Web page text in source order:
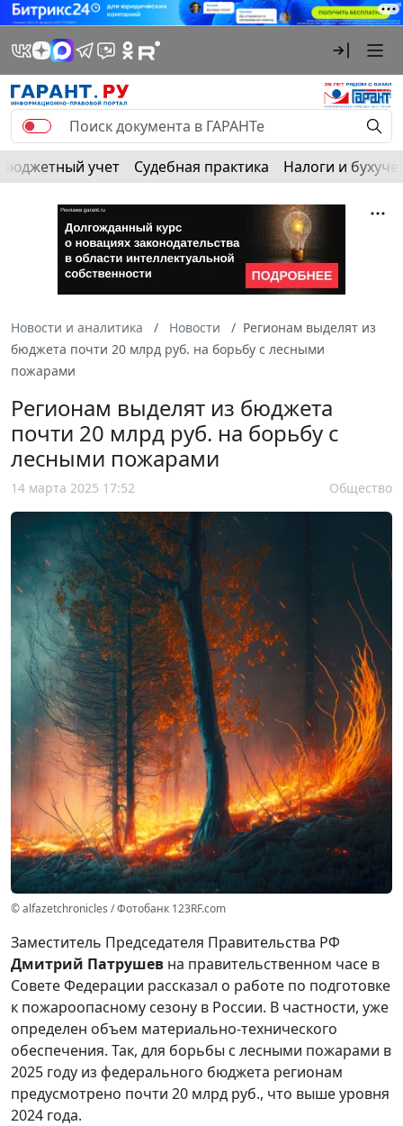
Бюджетный учет Судебная практика Налоги и
Новости и аналитика Новости
Регионам выделят из
бюджета почти 20 млрд руб. на борьбу с лесными
пожарами
Регионам выделят из бюджета
почти 20 млрд руб. на борьбу с
лесными пожарами
14 марта 2025 17:52 Общество
© alfazetchronicles / Фотобанк 123RF.com
Заместитель Председателя Правительства РФ
Дмитрий Патрушев на правительственном часе в
Совете Федерации рассказал о работе по подготовке
к пожароопасному сезону в России. В частности, уже
определен объем материально-технического
обеспечения. Так, для борьбы с лесными пожарами в
2025 году из федерального бюджета регионам
предусмотрено почти 20 млрд руб., что выше уровня
2024 года.